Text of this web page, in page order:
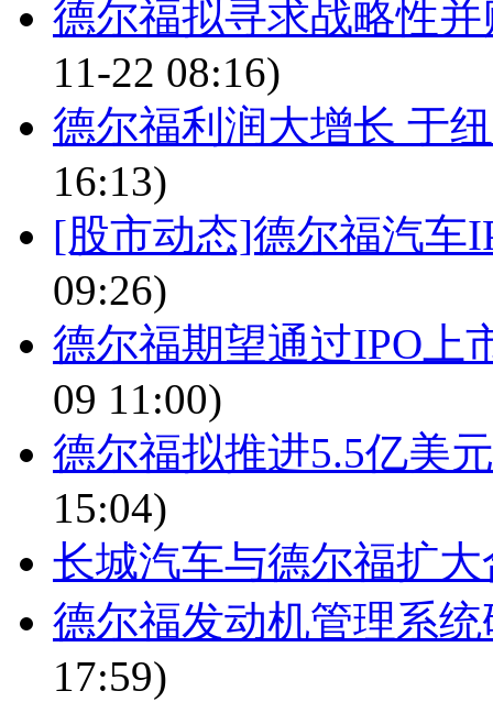
德尔福拟寻求战略性
11-22 08:16)
德尔福利润大增长 于
16:13)
[股市动态]德尔福汽车
09:26)
德尔福期望通过IPO上
09 11:00)
德尔福拟推进5.5亿美
15:04)
长城汽车与德尔福扩大
德尔福发动机管理系
17:59)